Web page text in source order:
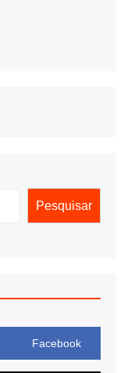
Pesquisar
Facebook